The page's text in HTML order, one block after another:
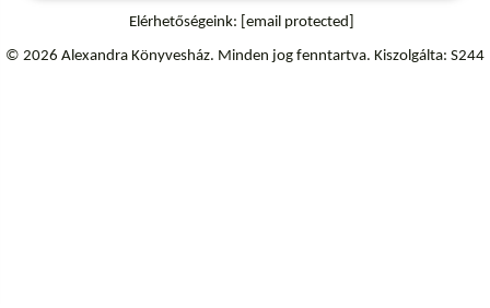
Elérhetőségeink: [email protected]
© 2026 Alexandra Könyvesház. Minden jog fenntartva. Kiszolgálta: S244